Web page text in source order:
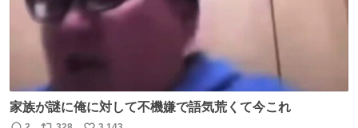
家族が謎に俺に対して不機嫌で語気荒くて今これ